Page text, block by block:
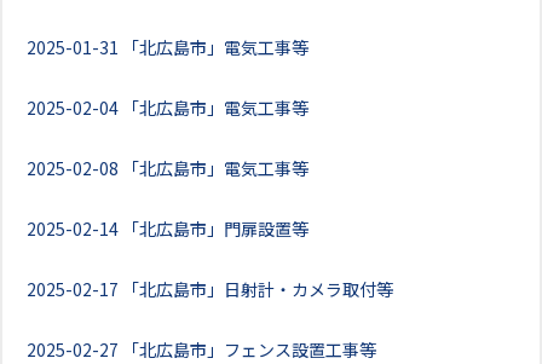
2025-01-31 「北広島市」電気工事等
2025-02-04 「北広島市」電気工事等
2025-02-08 「北広島市」電気工事等
2025-02-14 「北広島市」門扉設置等
2025-02-17 「北広島市」日射計・カメラ取付等
2025-02-27 「北広島市」フェンス設置工事等